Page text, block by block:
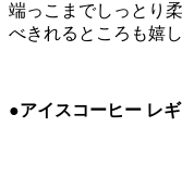
端っこまでしっとり
べきれるところも嬉
●アイスコーヒー レ